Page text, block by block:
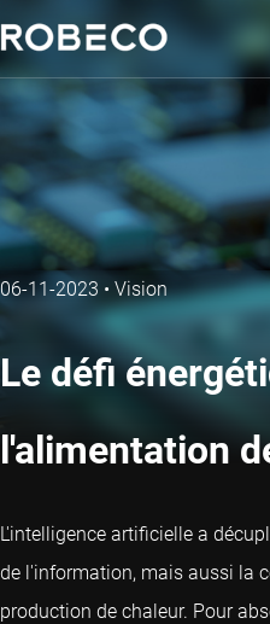
06-11-2023 • Vision
Le défi
l'alimentation
L'intelligence artificielle a
de l'information, mais aussi la
production de chaleur. Pour